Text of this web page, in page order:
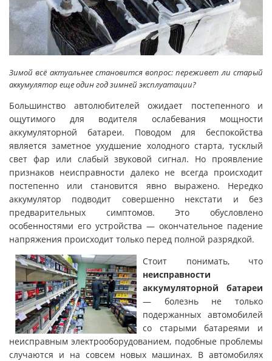
Зимой всё актуальнее становится вопрос: переживет ли старый
аккумулятор еще один год зимней эксплуатации?
Большинство автолюбителей ожидает постепенного и
ощутимого для водителя ослабевания мощности
аккумуляторной батареи. Поводом для беспокойства
является заметное ухудшение холодного старта, тусклый
свет фар или слабый звуковой сигнал. Но проявление
признаков неисправности далеко не всегда происходит
постепенно или становится явно выражено. Нередко
аккумулятор подводит совершенно некстати и без
предварительных симптомов. Это обусловлено
особенностями его устройства — окончательное падение
напряжения происходит только перед полной разрядкой.
Стоит понимать, что
неисправности
аккумуляторной батареи
— болезнь не только
подержанных автомобилей
со старыми батареями и
неисправным электрооборудованием, подобные проблемы
случаются и на совсем новых машинах. В автомобилях